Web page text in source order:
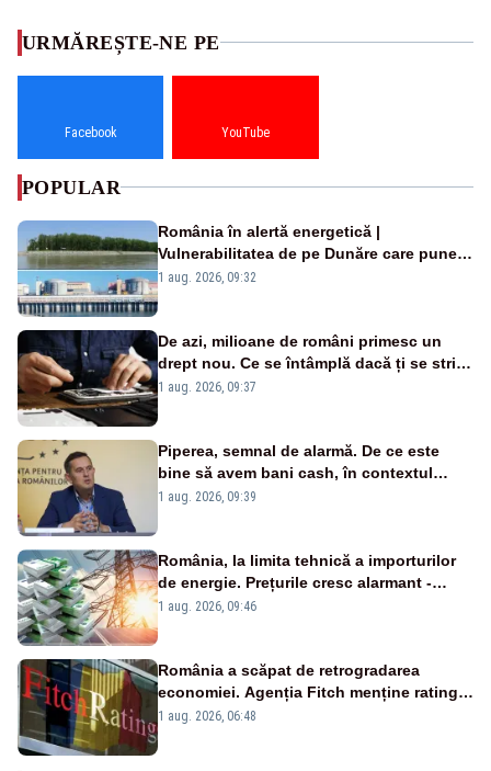
URMĂREȘTE-NE PE
Facebook YouTube
POPULAR
România în alertă energetică |
Vulnerabilitatea de pe Dunăre care pune
în pericol Centrala Cernavodă era
1 aug. 2026, 09:32
De azi, milioane de români primesc un
drept nou. Ce se întâmplă dacă ți se strică
un produs
1 aug. 2026, 09:37
Piperea, semnal de alarmă. De ce este
bine să avem bani cash, în contextul
alertei energetice?
1 aug. 2026, 09:39
România, la limita tehnică a importurilor
de energie. Prețurile cresc alarmant -
Analiză Realitatea Plus
1 aug. 2026, 09:46
România a scăpat de retrogradarea
economiei. Agenția Fitch menține ratingul
„BBB-” cu perspectivă negativă
1 aug. 2026, 06:48